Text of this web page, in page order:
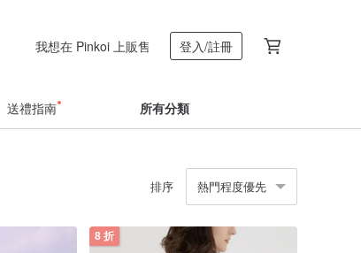
我想在 Pinkoi 上販售 登入/註冊
送禮指南 所有分類
排序 熱門程度優先
8 折